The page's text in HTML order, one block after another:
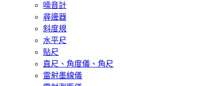
噪音計
尋邊器
斜度規
水平尺
貼尺
直尺、角度儀、角尺
雷射墨線儀